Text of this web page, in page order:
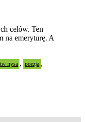
celów. Ten
na emeryturę. A
nysa , poezja ,